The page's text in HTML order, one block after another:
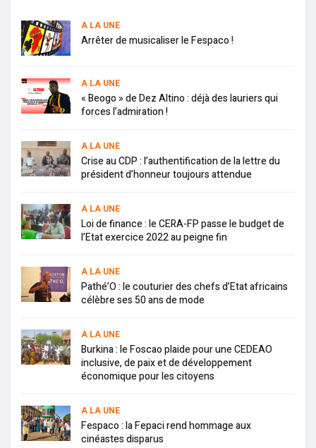
A LA UNE
Arrêter de musicaliser le Fespaco !
A LA UNE
« Beogo » de Dez Altino : déjà des lauriers qui
forces l’admiration !
A LA UNE
Crise au CDP : l’authentification de la lettre du
président d’honneur toujours attendue
A LA UNE
Loi de finance : le CERA-FP passe le budget de
l’Etat exercice 2022 au peigne fin
A LA UNE
Pathé’O : le couturier des chefs d’Etat africains
célèbre ses 50 ans de mode
A LA UNE
Burkina : le Foscao plaide pour une CEDEAO
inclusive, de paix et de développement
économique pour les citoyens
A LA UNE
Fespaco : la Fepaci rend hommage aux
cinéastes disparus